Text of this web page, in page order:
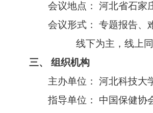
会议地点： 河北省石家
会议形式： 专题报告、
线下为主，线上
三、 组织机构
主办单位： 河北科技大
指导单位： 中国保健协